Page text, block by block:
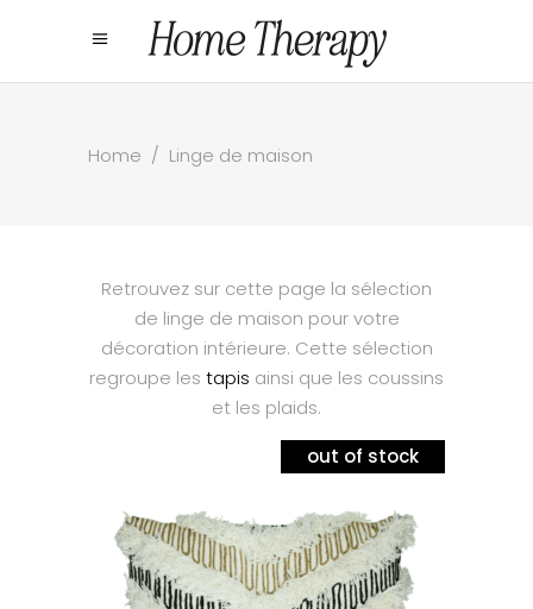
Home / Linge de maison
Retrouvez sur cette page la sélection
de linge de maison pour votre
décoration intérieure. Cette sélection
regroupe les tapis ainsi que les coussins
et les plaids.
out of stock